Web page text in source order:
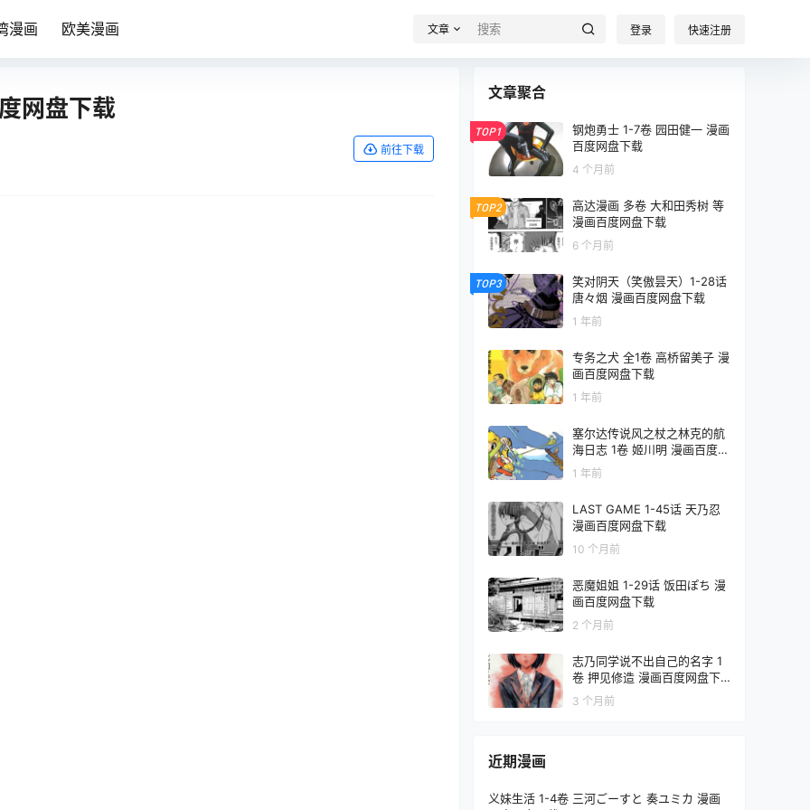
漫画 欧美漫画 文章 登录 快速注册
网盘下载
前往下载
文章聚合
TOP1
钢炮勇士 1-7卷 园田健一 漫画
百度网盘下载
4 个月前
TOP2
高达漫画 多卷 大和田秀树 等
漫画百度网盘下载
6 个月前
TOP3
笑对阴天（笑傲昙天）1-28话
唐々烟 漫画百度网盘下载
1 年前
专务之犬 全1卷 高桥留美子 漫
画百度网盘下载
1 年前
塞尔达传说风之杖之林克的航
海日志 1卷 姬川明 漫画百度网
盘下载
1 年前
LAST GAME 1-45话 天乃忍
漫画百度网盘下载
10 个月前
恶魔姐姐 1-29话 饭田ぽち 漫
画百度网盘下载
2 个月前
志乃同学说不出自己的名字 1
卷 押见修造 漫画百度网盘下
3 个月前
近期漫画
义妹生活 1-4卷 三河ごーすと 奏ユミカ 漫画